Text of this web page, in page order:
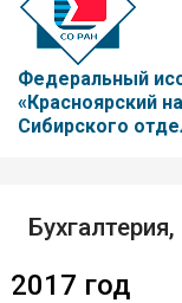
Федеральный
«Красноярский
Сибирского
2017 год